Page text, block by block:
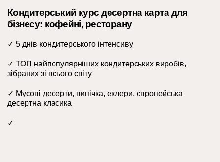
Кондитерський курс десертна карта для
бізнесу: кофейні, ресторану
✓ 5 днів кондитерського інтенсиву
✓ ТОП найпопулярніших кондитерських виробів,
зібраних зі всього світу
✓ Мусові десерти, випічка, еклери, європейська
десертна класика
✓